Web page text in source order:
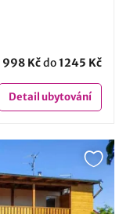
998 Kčdo1245 Kč
Detailubytování